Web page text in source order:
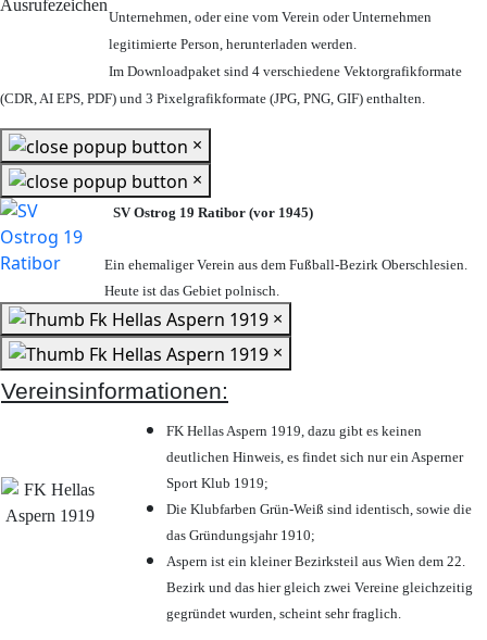
Unternehmen, oder eine vom Verein oder Unternehmen
legitimierte Person, herunterladen werden.
Im Downloadpaket sind 4 verschiedene Vektorgrafikformate
(CDR, AI EPS, PDF) und 3 Pixelgrafikformate (JPG, PNG, GIF) enthalten.
×
×
SV Ostrog 19 Ratibor (vor 1945)
Ein ehemaliger Verein aus dem Fußball-Bezirk Oberschlesien.
Heute ist das Gebiet polnisch.
×
×
Vereinsinformationen:
FK Hellas Aspern 1919, dazu gibt es keinen
deutlichen Hinweis, es findet sich nur ein Asperner
Sport Klub 1919;
Die Klubfarben Grün-Weiß sind identisch, sowie die
das Gründungsjahr 1910;
Aspern ist ein kleiner Bezirksteil aus Wien dem 22.
Bezirk und das hier gleich zwei Vereine gleichzeitig
gegründet wurden, scheint sehr fraglich.